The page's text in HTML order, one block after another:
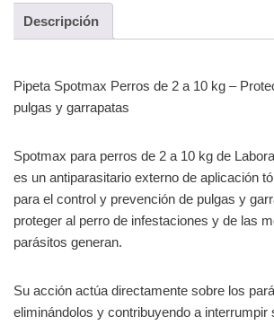
Descripción
Pipeta Spotmax Perros de 2 a 10 kg –
pulgas y garrapatas
Spotmax para perros de 2 a 10 kg de
es un antiparasitario externo de aplicación
para el control y prevención de pulgas y
proteger al perro de infestaciones y de las
parásitos generan.
Su acción actúa directamente sobre los
eliminándolos y contribuyendo a interrumpir